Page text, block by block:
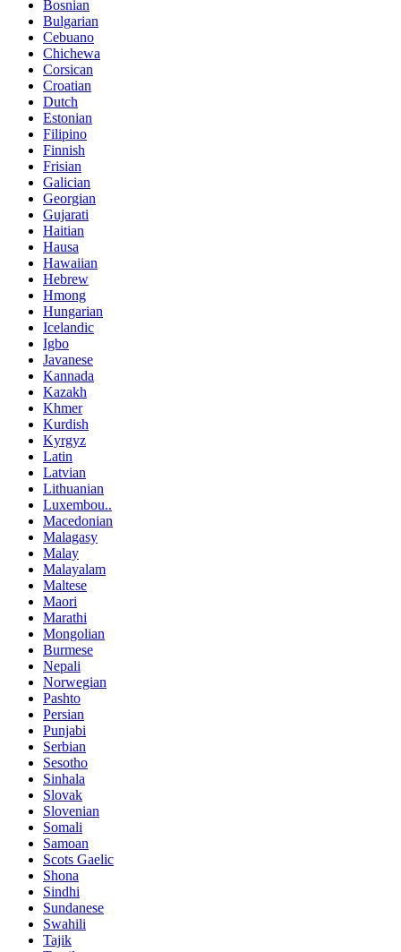
Bosnian
Bulgarian
Cebuano
Chichewa
Corsican
Croatian
Dutch
Estonian
Filipino
Finnish
Frisian
Galician
Georgian
Gujarati
Haitian
Hausa
Hawaiian
Hebrew
Hmong
Hungarian
Icelandic
Igbo
Javanese
Kannada
Kazakh
Khmer
Kurdish
Kyrgyz
Latin
Latvian
Lithuanian
Luxembou..
Macedonian
Malagasy
Malay
Malayalam
Maltese
Maori
Marathi
Mongolian
Burmese
Nepali
Norwegian
Pashto
Persian
Punjabi
Serbian
Sesotho
Sinhala
Slovak
Slovenian
Somali
Samoan
Scots Gaelic
Shona
Sindhi
Sundanese
Swahili
Tajik